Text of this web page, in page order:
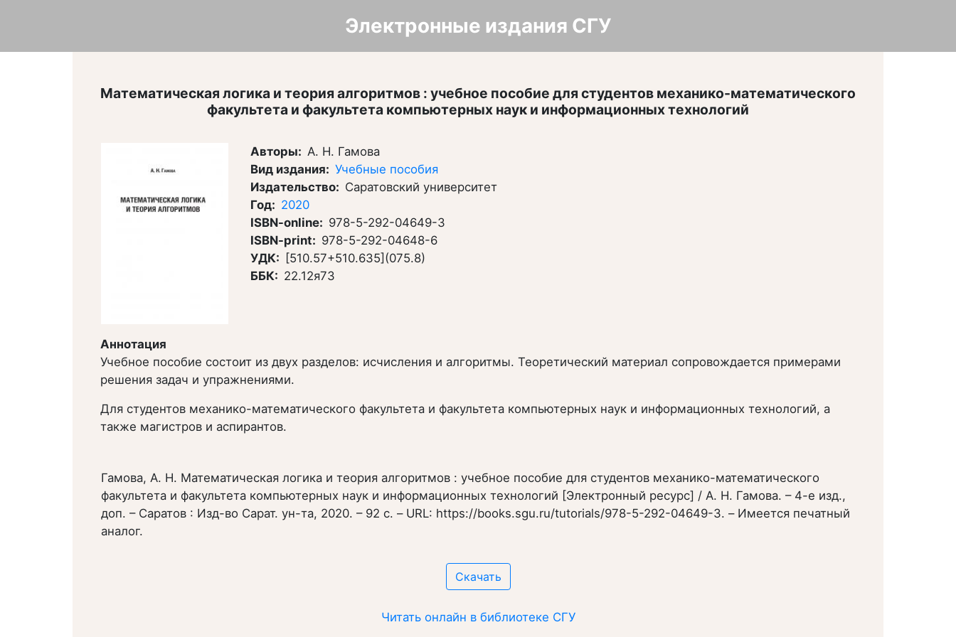
Электронные издания СГУ
Математическая логика и теория алгоритмов : учебное пособие для студентов механико-математического
факультета и факультета компьютерных наук и информационных технологий
Авторы
А. Н. Гамова
Вид издания
Учебные пособия
Издательство
Саратовский университет
Год
2020
ISBN-online
978-5-292-04649-3
ISBN-print
978-5-292-04648-6
УДК
[510.57+510.635](075.8)
ББК
22.12я73
Аннотация
Учебное пособие состоит из двух разделов: исчисления и алгоритмы. Теоретический материал сопровождается примерами
решения задач и упражнениями.
Для студентов механико-математического факультета и факультета компьютерных наук и информационных технологий, а
также магистров и аспирантов.
Гамова, А. Н. Математическая логика и теория алгоритмов : учебное пособие для студентов механико-математического
факультета и факультета компьютерных наук и информационных технологий [Электронный ресурс] / А. Н. Гамова. – 4-е изд.,
доп. – Саратов : Изд-во Сарат. ун-та, 2020. – 92 с. – URL: https://books.sgu.ru/tutorials/978-5-292-04649-3. – Имеется печатный
аналог.
Скачать
Читать онлайн в библиотеке СГУ